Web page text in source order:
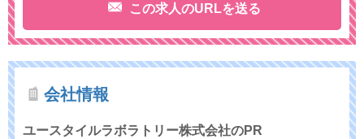
この求人のURLを送る
会社情報
ユースタイルラボラトリー株式会社のPR